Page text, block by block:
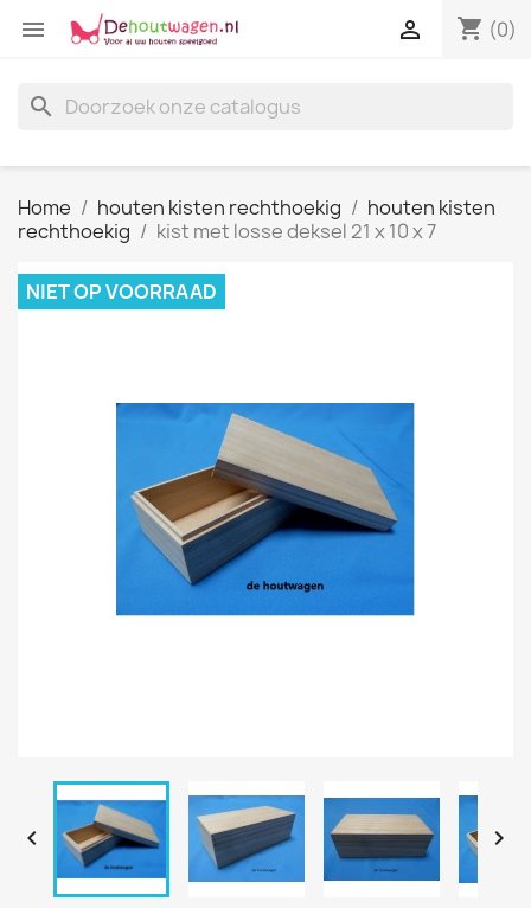
 shopping_cart (0)

search
Home houten kisten rechthoekig
houten kisten
rechthoekig
kist met losse deksel 21 x 10 x 7
NIET OP VOORRAAD
 